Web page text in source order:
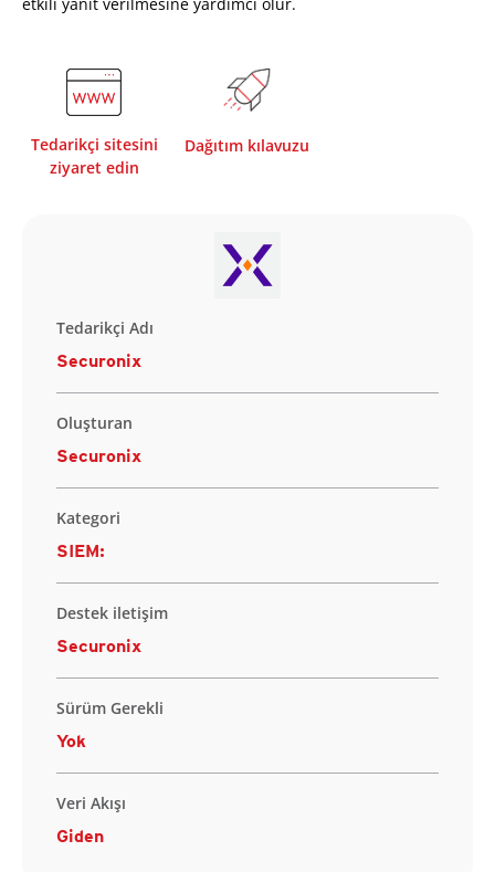
Tedarikçi sitesini
ziyaret edin
Dağıtım kılavuzu
Tedarikçi Adı
Securonix
Oluşturan
Securonix
Kategori
SIEM:
Destek iletişim
Securonix
Sürüm Gerekli
Yok
Veri Akışı
Giden